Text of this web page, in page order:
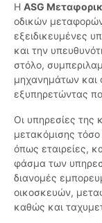
Η ASG
οδικών
εξειδικευμένες
και την
στόλο,
μηχανημάτων και
εξυπηρετώντας
Οι υπηρεσίες της
μετακόμισης τόσο
όπως εταιρείες,
φάσμα των
διανομές
οικοσκευών,
καθώς και